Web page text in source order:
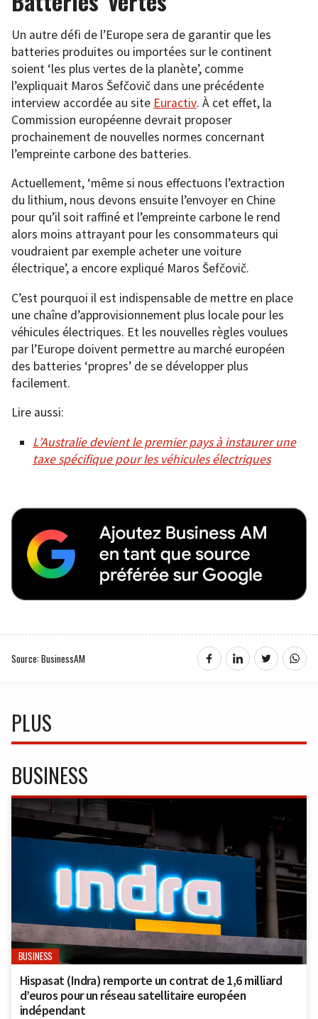
Un autre défi de l’Europe sera de garantir que les
batteries produites ou importées sur le continent
soient ‘les plus vertes de la planète’, comme
l’expliquait Maros Šefčovič dans une précédente
interview accordée au site Euractiv. À cet effet, la
Commission européenne devrait proposer
prochainement de nouvelles normes concernant
l’empreinte carbone des batteries.
Actuellement, ‘même si nous effectuons l’extraction
du lithium, nous devons ensuite l’envoyer en Chine
pour qu’il soit raffiné et l’empreinte carbone le rend
alors moins attrayant pour les consommateurs qui
voudraient par exemple acheter une voiture
électrique’, a encore expliqué Maros Šefčovič.
C’est pourquoi il est indispensable de mettre en place
une chaîne d’approvisionnement plus locale pour les
véhicules électriques. Et les nouvelles règles voulues
par l’Europe doivent permettre au marché européen
des batteries ‘propres’ de se développer plus
facilement.
Lire aussi:
L’Australie devient le premier pays à instaurer une
taxe spécifique pour les véhicules électriques
Source: BusinessAM
PLUS
BUSINESS
BUSINESS
Hispasat (Indra) remporte un contrat de 1,6 milliard
d’euros pour un réseau satellitaire européen
indépendant